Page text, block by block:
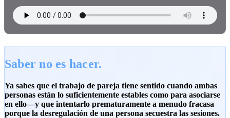
Saber no es hacer.
Ya sabes que el trabajo de pareja tiene sentido cuando ambas
personas están lo suficientemente estables como para asociarse
en ello—y que intentarlo prematuramente a menudo fracasa
porque la desregulación de una persona secuestra las sesiones.